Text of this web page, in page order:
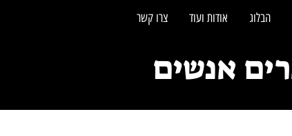
הבלוג אודות ועוד צרו קשר